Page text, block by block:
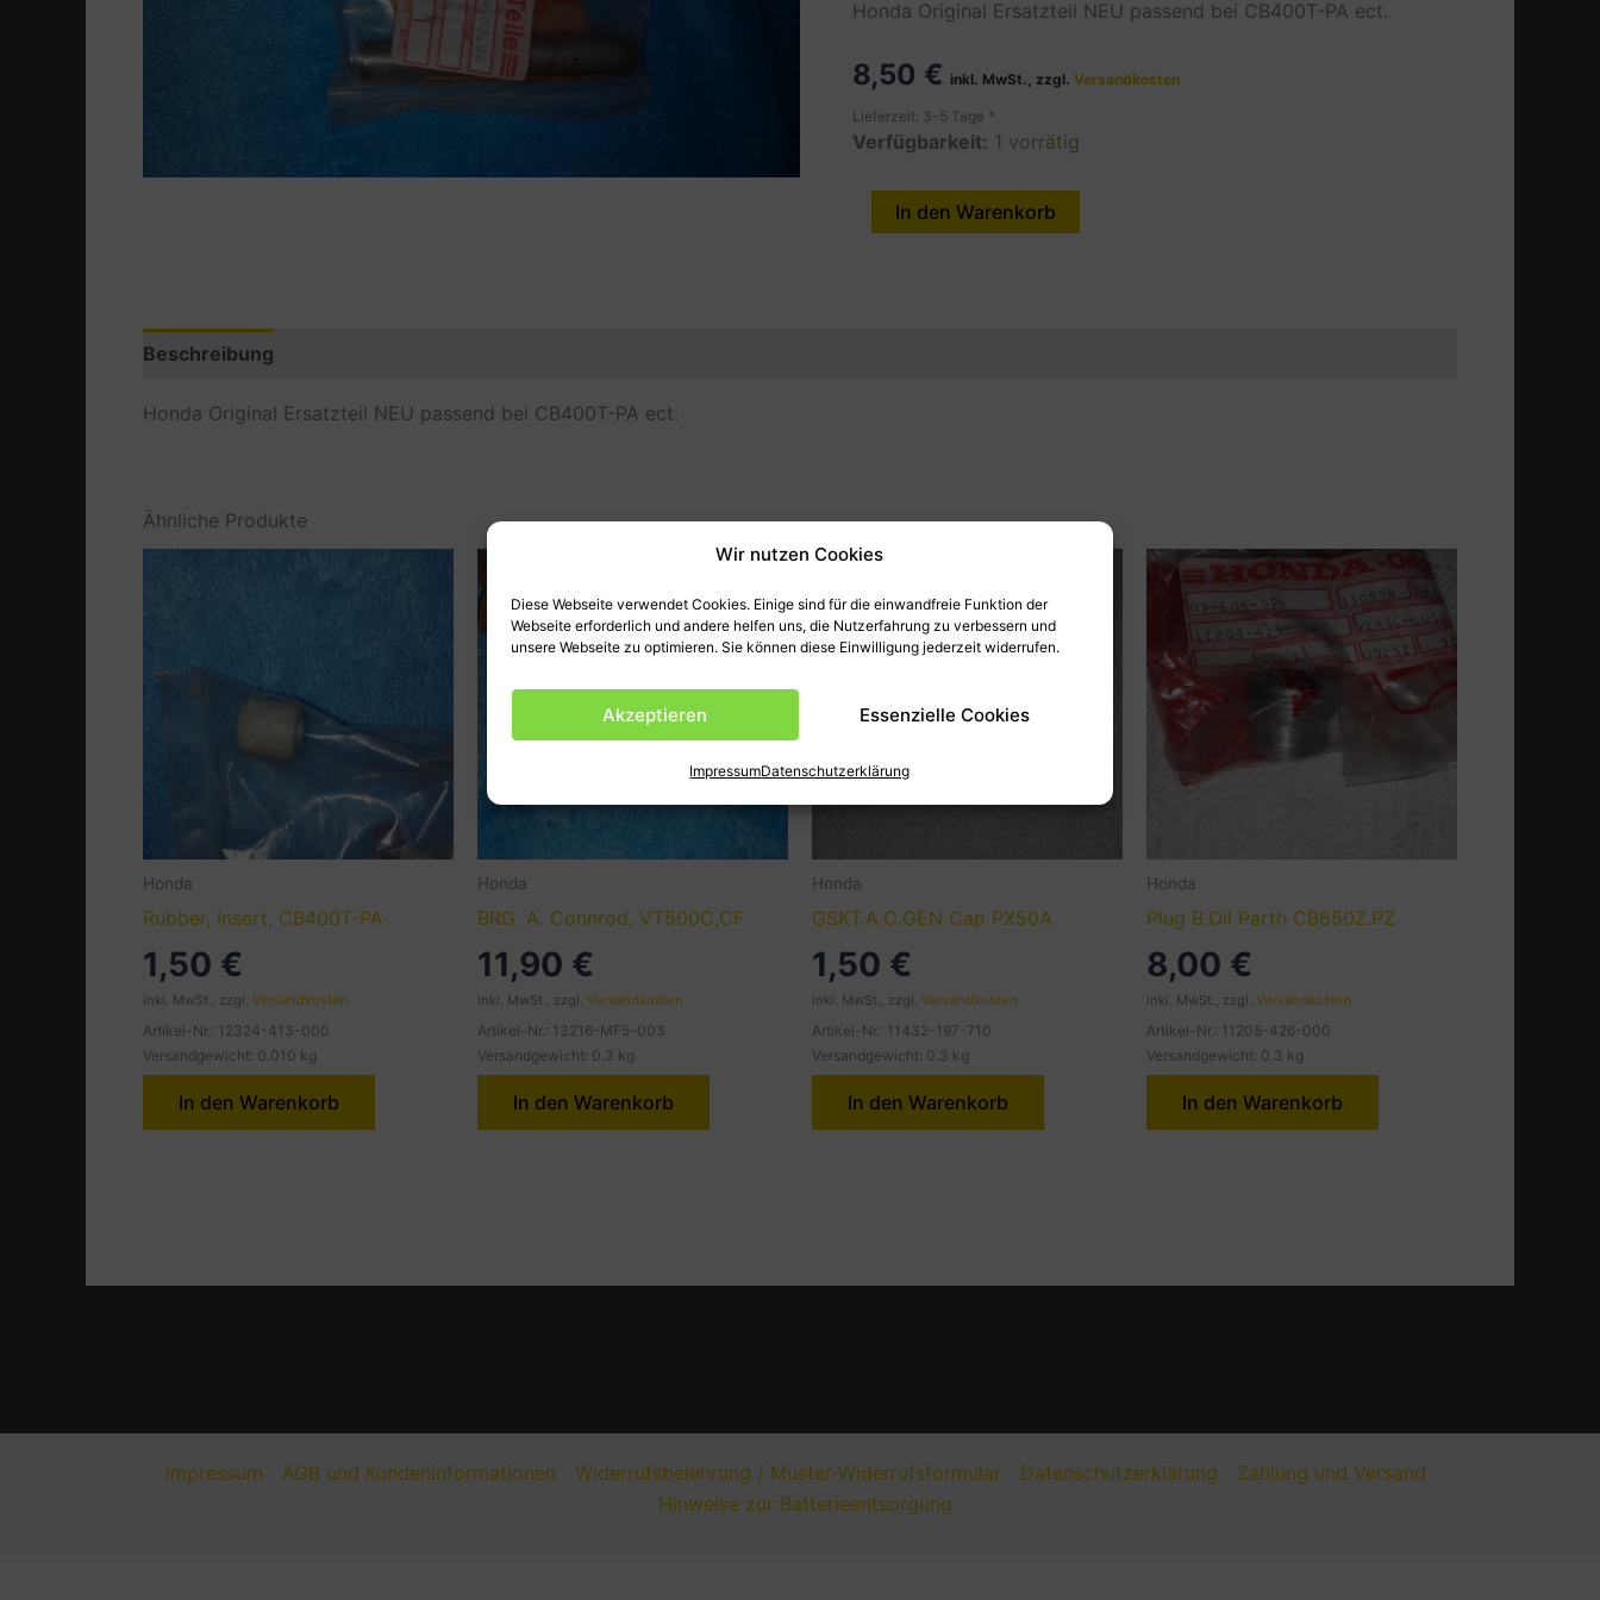
Wir nutzen Cookies
Diese Webseite verwendet Cookies. Einige sind für die einwandfreie Funktion der
Webseite erforderlich und andere helfen uns, die Nutzerfahrung zu verbessern und
unsere Webseite zu optimieren. Sie können diese Einwilligung jederzeit widerrufen.
Akzeptieren Essenzielle Cookies
ImpressumDatenschutzerklärung
Honda Original Ersatzteil NEU passend bei CB400T-PA ect.
8,50 € inkl. MwSt., zzgl.Versandkosten
Lieferzeit: 3-5 Tage *
Verfügbarkeit: 1 vorrätig
Shaft
Rocker
In den Warenkorb
Beschreibung
Honda Original Ersatzteil NEU passend bei CB400T-PA ect.
Ähnliche Produkte
Honda
Rubber, Insert, CB400T-PA
1,50 €
inkl. MwSt., zzgl. Versandkosten
Artikel-Nr.: 12324-413-000
Versandgewicht: 0.010 kg
In den Warenkorb
Honda
BRG. A. Connrod, VT500C,CF
11,90 €
inkl. MwSt., zzgl. Versandkosten
Artikel-Nr.: 13216-MF5-003
Versandgewicht: 0.3 kg
In den Warenkorb
Honda
GSKT.A.C.GEN Cap PX50A
1,50 €
inkl. MwSt., zzgl. Versandkosten
Artikel-Nr.: 11432-197-710
Versandgewicht: 0.3 kg
In den Warenkorb
Honda
Plug B.Oil Parth CB650Z.PZ
8,00 €
inkl. MwSt., zzgl. Versandkosten
Artikel-Nr.: 11208-426-000
Versandgewicht: 0.3 kg
In den Warenkorb
Impressum AGB und Kundeninformationen Widerrufsbelehrung / Muster-Widerrufsformular Datenschutzerklärung
Zahlung und Versand
Hinweise zur Batterieentsorgung